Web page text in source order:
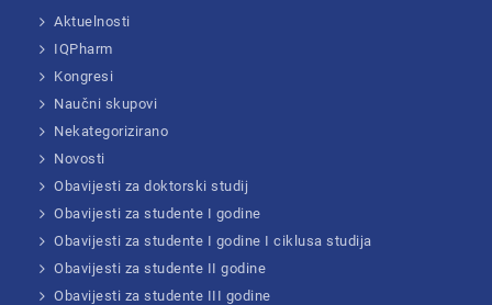
Aktuelnosti
IQPharm
Kongresi
Naučni skupovi
Nekategorizirano
Novosti
Obavijesti za doktorski studij
Obavijesti za studente I godine
Obavijesti za studente I godine I ciklusa studija
Obavijesti za studente II godine
Obavijesti za studente III godine